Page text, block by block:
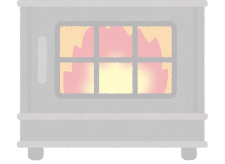
房力
積雪や凍結を考慮した設置の工夫
積雪時も安心なペレットストーブ設置アイデア
凍結対策を施したペレットストーブの安全設置
屋外環境に強いペレットストーブ設置の工夫ポ